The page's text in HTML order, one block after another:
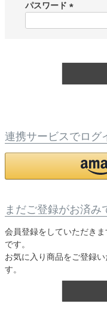
)
パスワード
連携サービスでログ
まだご登録がお済み
会員登録をしていただき
です。
お気に入り商品をご登録
す。